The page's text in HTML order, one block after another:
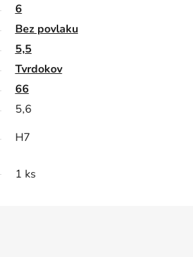
6
Bez povlaku
5,5
Tvrdokov
66
5,6
H7
1 ks